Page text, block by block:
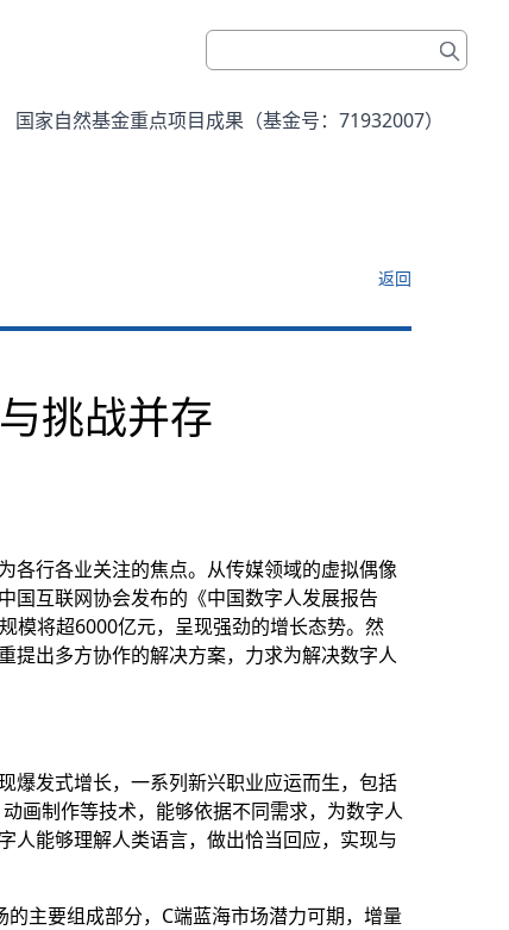
国家自然基金重点项目成果（基金号：71932007）
返回
挑战并存
各行各业关注的焦点。从传媒领域的虚拟偶像
国互联网协会发布的《中国数字人发展报告
模将超6000亿元，呈现强劲的增长态势。然
提出多方协作的解决方案，力求为解决数字人
爆发式增长，一系列新兴职业应运而生，包括
画制作等技术，能够依据不同需求，为数字人
人能够理解人类语言，做出恰当回应，实现与
主要组成部分，C端蓝海市场潜力可期，增量